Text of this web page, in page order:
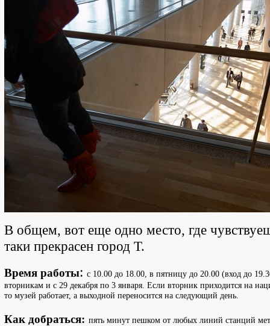
В общем, вот еще одно место, где
таки прекрасен город Т.
Время работы: с 10.00 до 18.00, в пятницу до 20.00 (вход до
вторникам и с 29 декабря по 3 января. Если вторник приходится на
то музей работает, а выходной переносится на следующий день.
Как добраться: пять минут пешком от любых линий станций